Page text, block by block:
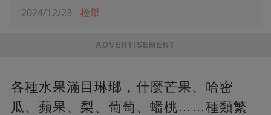
2024/12/23 檢舉
ADVERTISEMENT
各種水果滿目琳瑯，什麼芒果、哈密
瓜、蘋果、梨、葡萄、蟠桃……種類繁